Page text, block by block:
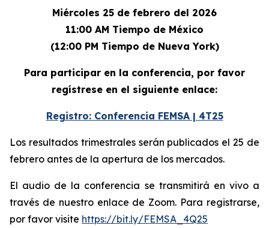
Miércoles 25 de febrero del 2026
11:00 AM Tiempo de México
(12:00 PM Tiempo de Nueva York)
Para participar en la conferencia, por favor
regístrese en el siguiente enlace:
Registro: Conferencia FEMSA | 4T25
Los resultados trimestrales serán publicados el 25 de
febrero antes de la apertura de los mercados.
El audio de la conferencia se transmitirá en vivo a
través de nuestro enlace de Zoom. Para registrarse,
por favor visite https://bit.ly/FEMSA_4Q25